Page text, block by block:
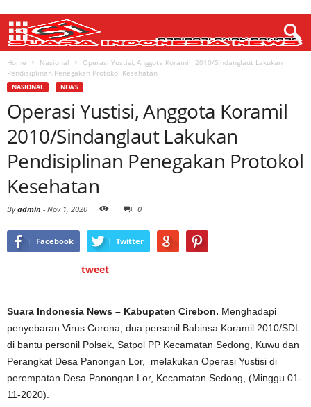
Home Nasional
Operasi Yustisi, Anggota Koramil 2010/Sindanglaut Lakukan
Pendisiplinan Penegakan Protokol Kesehatan
NASIONAL NEWS
Operasi Yustisi, Anggota Koramil
2010/Sindanglaut Lakukan
Pendisiplinan Penegakan Protokol
Kesehatan
Byadmin - Nov 1, 2020 0
Facebook Twitter
tweet
Suara Indonesia News – Kabupaten Cirebon. Menghadapi
penyebaran Virus Corona, dua personil Babinsa Koramil 2010/SDL
di bantu personil Polsek, Satpol PP Kecamatan Sedong, Kuwu dan
Perangkat Desa Panongan Lor, melakukan Operasi Yustisi di
perempatan Desa Panongan Lor, Kecamatan Sedong, (Minggu 01-
11-2020).